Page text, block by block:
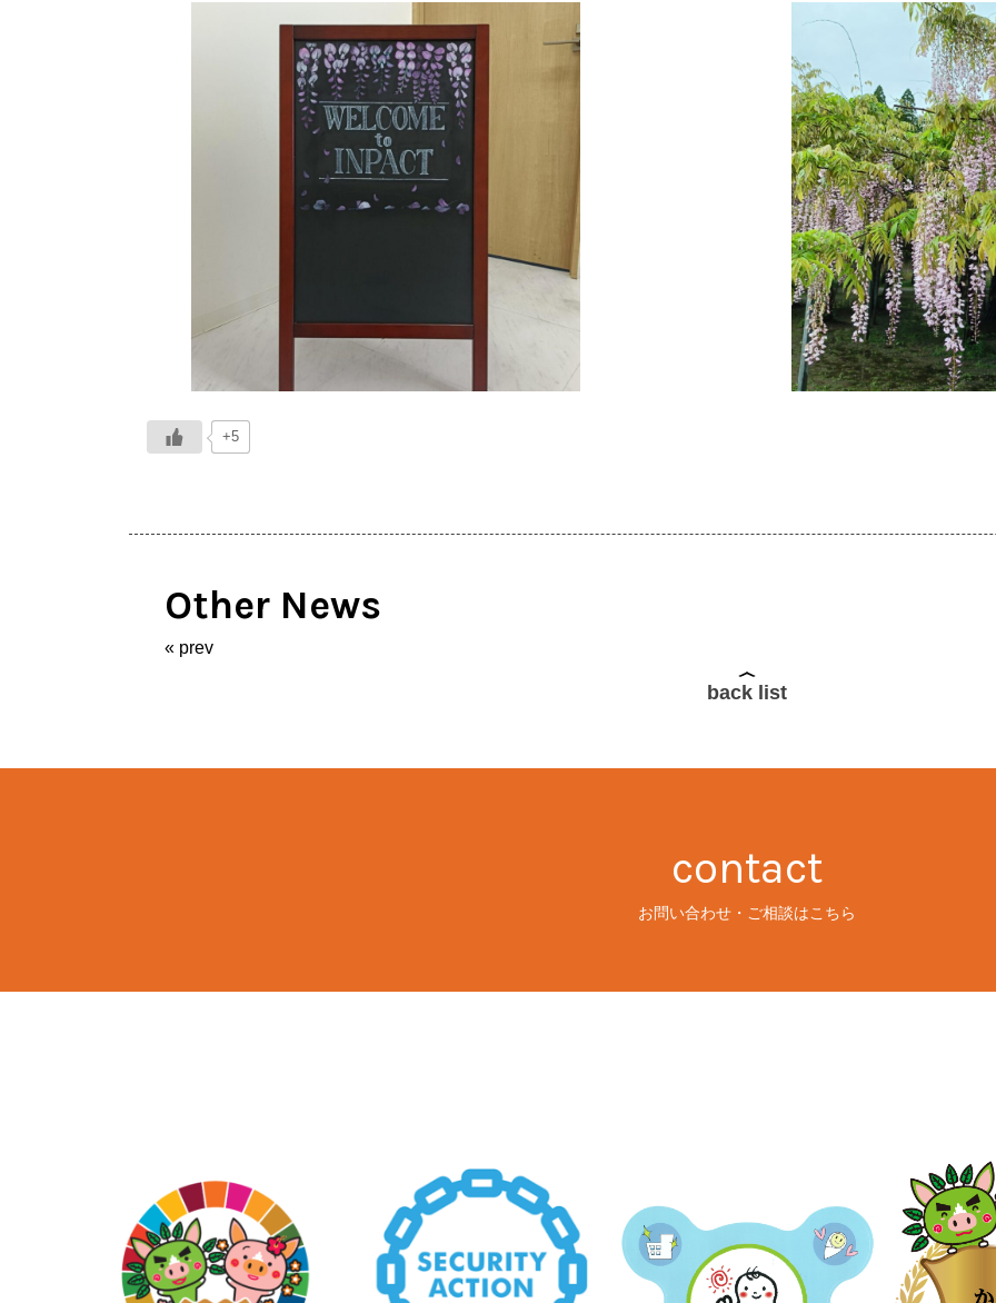
+5
Other News
« prev
back list
contact
お問い合わせ・ご相談はこちら